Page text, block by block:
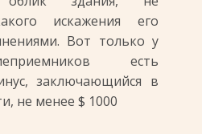
искажения его
Вот только у
есть
заключающийся в
не менее $ 1000